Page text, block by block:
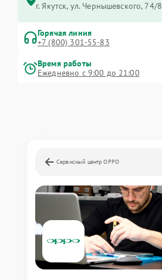
г. Якутск, ул. Чернышевского, 74/8
Горячая линия
+7 (800) 301-55-83
Время работы
Ежедневно с 9:00 до 21:00
Сервисный центр OPPO